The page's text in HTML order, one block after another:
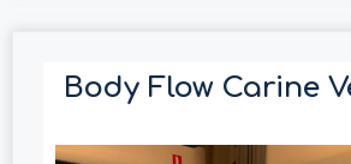
Body Flow Carine